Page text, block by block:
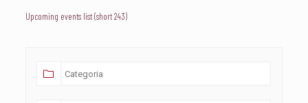
Upcoming events list (short 243)